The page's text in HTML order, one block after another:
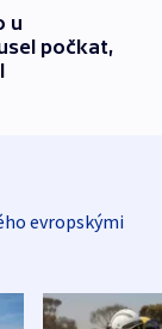
u
počkat,
evropskými